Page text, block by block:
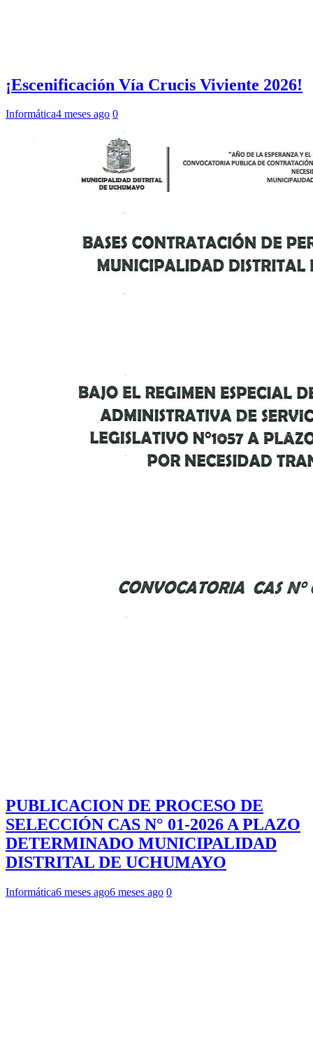
¡Escenificación Vía Crucis Viviente 2026!
Informática4 meses ago 0
PUBLICACION DE PROCESO DE
SELECCIÓN CAS N° 01-2026 A PLAZO
DETERMINADO MUNICIPALIDAD
DISTRITAL DE UCHUMAYO
Informática6 meses ago6 meses ago 0